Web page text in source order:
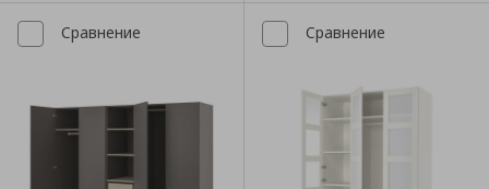
Сравнение Сравнение